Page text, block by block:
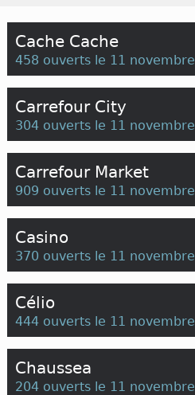
Cache Cache
458 ouverts le 11 novembre
Carrefour City
304 ouverts le 11 novembre
Carrefour Market
909 ouverts le 11 novembre
Casino
370 ouverts le 11 novembre
Célio
444 ouverts le 11 novembre
Chaussea
204 ouverts le 11 novembre